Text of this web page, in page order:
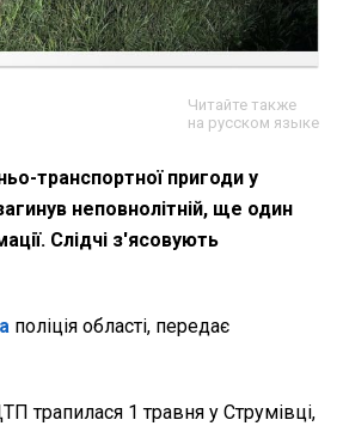
Читайте также
на русском языке
транспортної пригоди у
неповнолітній, ще один
Слідчі з'ясовують
поліція області, передає
трапилася 1 травня у Струмівці,